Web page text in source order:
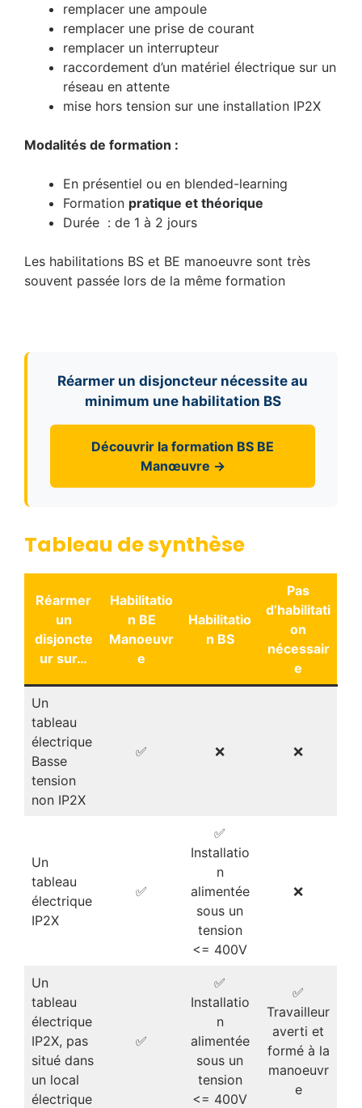
remplacer une ampoule
remplacer une prise de courant
remplacer un interrupteur
raccordement d’un matériel électrique sur un
réseau en attente
mise hors tension sur une installation IP2X
Modalités de formation :
En présentiel ou en blended-learning
Formation pratique et théorique
Durée : de 1 à 2 jours
Les habilitations BS et BE manoeuvre sont très
souvent passée lors de la même formation
Réarmer un disjoncteur nécessite au
minimum une habilitation BS
Découvrir la formation BS BE
Manœuvre →
Tableau de synthèse
Réarmer
un
disjoncte
ur sur…
Habilitatio
n BE
Manoeuvr
e
Habilitatio
n BS
Pas
d’habilitati
on
nécessair
e
Un
tableau
électrique
Basse
tension
non IP2X
✅ ❌ ❌
Un
tableau
électrique
IP2X
✅
✅
Installatio
n
alimentée
sous un
tension
<= 400V
❌
Un
tableau
électrique
IP2X, pas
situé dans
un local
électrique
✅
✅
Installatio
n
alimentée
sous un
tension
<= 400V
✅
Travailleur
averti et
formé à la
manoeuvr
e